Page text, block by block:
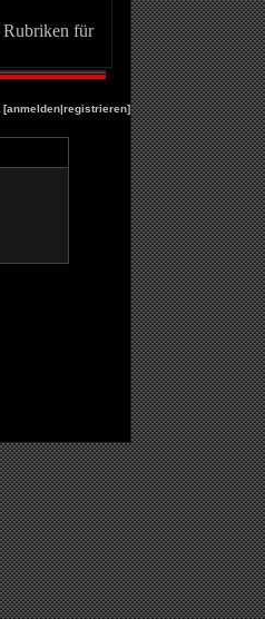
Rubriken für
[anmelden|registrieren]